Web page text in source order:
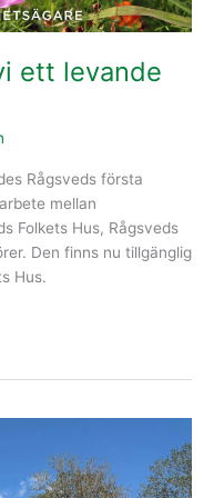
ett levande
Rågsveds första
mellan
Folkets Hus, Rågsveds
Den finns nu tillgänglig
Hus.